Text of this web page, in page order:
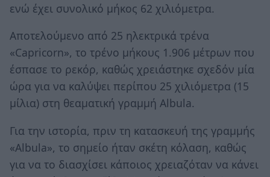
ενώ έχει συνολικό μήκος 62 χιλιόμετρα.
Αποτελούμενο από 25 ηλεκτρικά τρένα
«Capricorn», το τρένο μήκους 1.906 μέτρων που
έσπασε το ρεκόρ, καθώς χρειάστηκε σχεδόν μία
ώρα για να καλύψει περίπου 25 χιλιόμετρα (15
μίλια) στη θεαματική γραμμή Albula.
Για την ιστορία, πριν τη κατασκευή της γραμμής
«Albula», το σημείο ήταν σκέτη κόλαση, καθώς
για να το διασχίσει κάποιος χρειαζόταν να κάνει